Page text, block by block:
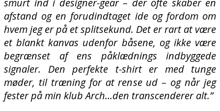
afstand og en forudindtaget ide og fordom om
hvem jeg er på et splitsekund. Det er rart at være
et blankt kanvas udenfor båsene, og ikke være
begrænset af ens påklædnings indbyggede
signaler. Den perfekte t-shirt er med tunge
møder, til træning for at rense ud – og når jeg
fester på min klub Arch…den transcenderer alt.”